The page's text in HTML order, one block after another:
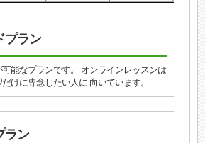
プラン
能なプランです。 オンラインレッスンは
けに専念したい人に 向いています。
ラン